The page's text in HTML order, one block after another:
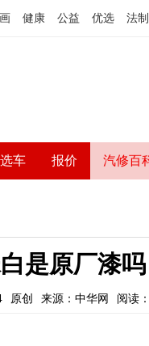
健康 公益 优选 法制
选车 报价 汽修百
是原厂漆吗
原创 来源：中华网 阅读